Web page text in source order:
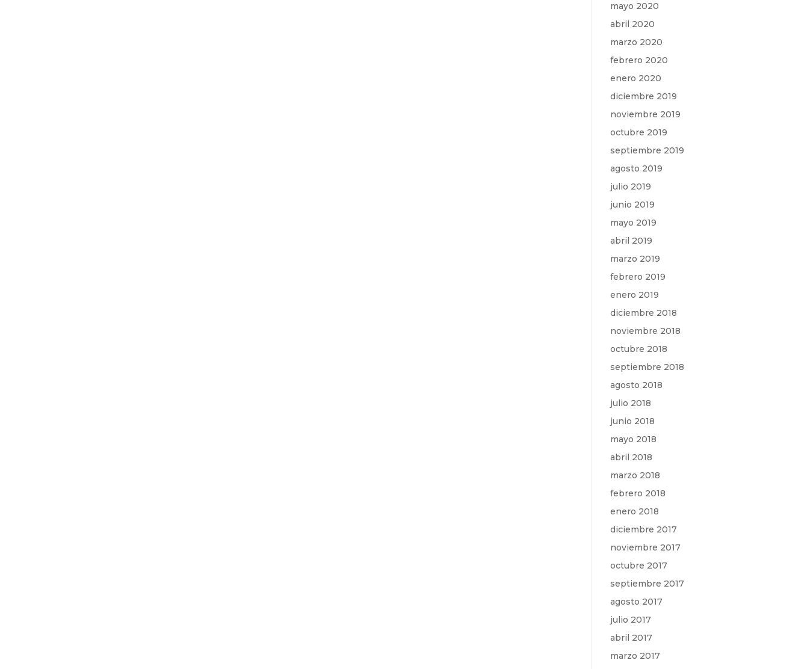
mayo 2020
abril 2020
marzo 2020
febrero 2020
enero 2020
diciembre 2019
noviembre 2019
octubre 2019
septiembre 2019
agosto 2019
julio 2019
junio 2019
mayo 2019
abril 2019
marzo 2019
febrero 2019
enero 2019
diciembre 2018
noviembre 2018
octubre 2018
septiembre 2018
agosto 2018
julio 2018
junio 2018
mayo 2018
abril 2018
marzo 2018
febrero 2018
enero 2018
diciembre 2017
noviembre 2017
octubre 2017
septiembre 2017
agosto 2017
julio 2017
abril 2017
marzo 2017